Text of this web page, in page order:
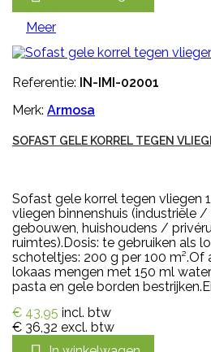
Meer
Referentie: IN-IMI-02001
Merk: Armosa
SOFAST GELE KORREL TEGEN
Sofast gele korrel tegen vliegen
vliegen binnenshuis (industriële
gebouwen, huishoudens /
ruimtes).Dosis: te gebruiken als
schoteltjes: 200 g per 100 m².Of
lokaas mengen met 150 ml
pasta en gele borden
€ 43,95 incl. btw
€ 36,32 excl. btw